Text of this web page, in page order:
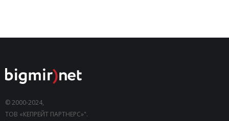
© 2000-2024,
ТОВ «КЕПРЕЙТ ПАРТНЕРС»".